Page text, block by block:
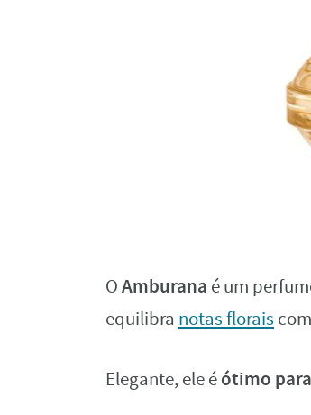
OAmburana é um
equilibra notas florais
Elegante, ele éótimo